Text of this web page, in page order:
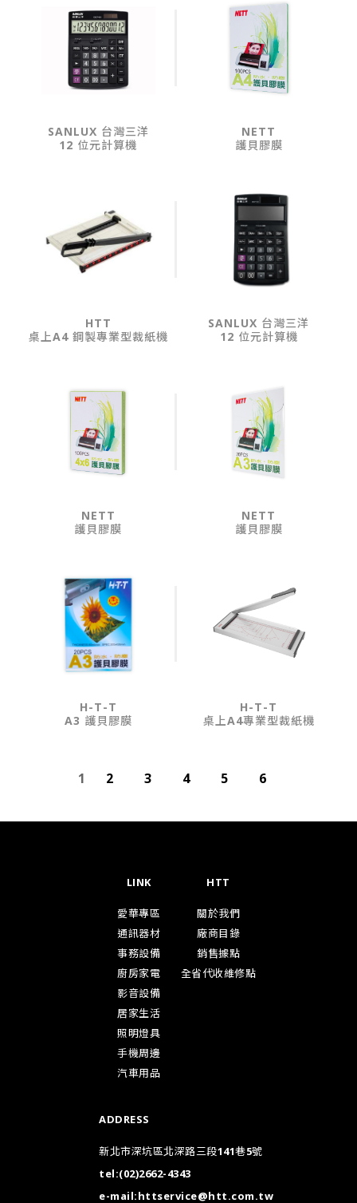
SANLUX 台灣三洋
12 位元計算機
NETT
護貝膠膜
HTT
桌上A4 鋼製專業型裁紙機
SANLUX 台灣三洋
12 位元計算機
NETT
護貝膠膜
NETT
護貝膠膜
H-T-T
A3 護貝膠膜
H-T-T
桌上A4專業型裁紙機
1 2 3 4 5 6
LINK
愛華專區
通訊器材
事務設備
廚房家電
影音設備
居家生活
照明燈具
手機周邊
汽車用品
HTT
關於我們
廠商目錄
銷售據點
全省代收維修點
ADDRESS
新北市深坑區北深路三段141巷5號
tel:(02)2662-4343
e-mail:httservice@htt.com.tw